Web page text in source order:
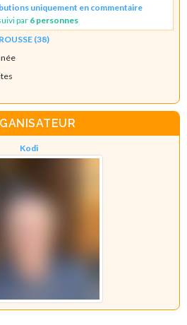
uniquement en commentaire
par6 personnes
(38)
Kodi